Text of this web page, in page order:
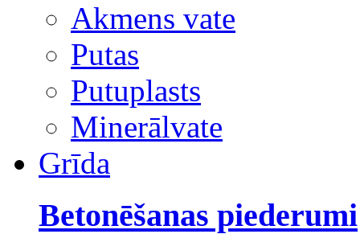
Akmens vate
Putas
Putuplasts
Minerālvate
Grīda
Betonēšanas piederumi